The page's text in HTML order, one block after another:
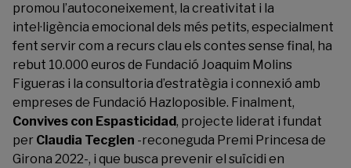
promou l’autoconeixement, la creativitat i la
intel·ligència emocional dels més petits, especialment
fent servir com a recurs clau els contes sense final, ha
rebut 10.000 euros de Fundació Joaquim Molins
Figueras i la consultoria d’estratègia i connexió amb
empreses de Fundació Hazloposible. Finalment,
Convives con Espasticidad, projecte liderat i fundat
per Claudia Tecglen -reconeguda Premi Princesa de
Girona 2022-, i que busca prevenir el suïcidi en